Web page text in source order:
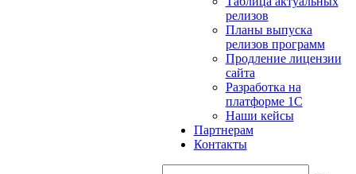
релизов
Планы выпуска
релизов программ
Продление лицензии
сайта
Разработка на
платформе 1С
Наши кейсы
Партнерам
Контакты